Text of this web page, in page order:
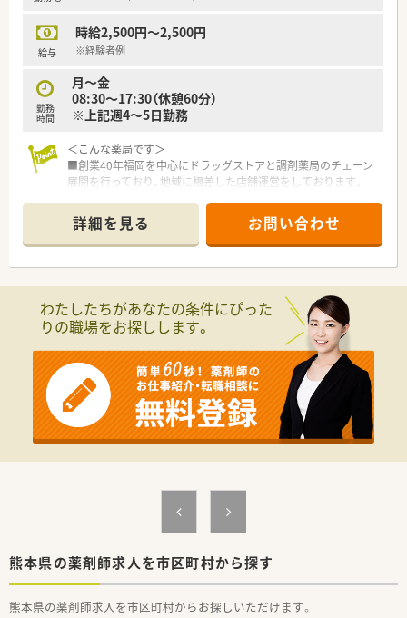
給与
時給2,500円～2,500円
※経験者例
勤務
時間
月～金
08:30～17:30（休憩60分）
※上記週4～5日勤務
＜こんな薬局です＞
■創業40年福岡を中心にドラッグストアと調剤薬局のチェーン
展開を行っており、地域に根差した店舗運営をしております。
ーツイベントの協賛や実施を通じて地域医療サポートに取り組
んでおります。
■調剤ロボット等、最新の調剤機器を導入し調剤・監査業務を効
率化することで薬剤師の対人業務を強化しております。
を身に着けながらもしっかりと分業ができております。
＜ワークライフ・バランスを推進＞
■社員の健康増進に取り組み、残業時間も毎年改善傾向で平均8
時間/月！ホワイト500にも認定されています！
■産育休からの復帰率97.2％(2022年6月時点）と女性も長く働
くことができる企業です。
■離職率7.4％（2021年度実績）と新卒からの定着率も高く「働き
やすい」と定評のある企業です。
■年間休日110日。今後、毎年年間休日数を増やして行く予定で
す！
＜薬局としての取り組みについて＞
■会社内の勉強会も充実しており新人研修・中堅研修・管理者研
中途社員に関しては必要に応じて新人研修を受ける事が出来る
ので未経験の方でも安心できます。
みや努力が正当に評価される為やりがいがあります。
詳細を見る お問い合わせ
わたしたちがあなたの条件にぴった
りの職場をお探しします。
熊本県の薬剤師求人を市区町村から探す
熊本県の薬剤師求人を市区町村からお探しいただけます。